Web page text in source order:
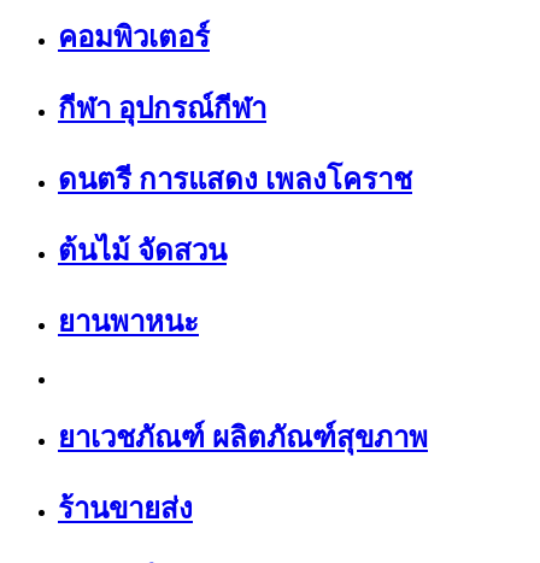
คอมพิวเตอร์
กีฬา อุปกรณ์กีฬา
ดนตรี การแสดง เพลงโคราช
ต้นไม้ จัดสวน
ยานพาหนะ
ยาเวชภัณฑ์ ผลิตภัณฑ์สุขภาพ
ร้านขายส่ง